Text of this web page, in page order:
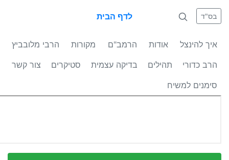
לדף הבית בס"ד
איך להינצל אודות הרמב"ם מקורות
הרבי מלובביץ
הרב כדורי
תהילים בדיקה עצמית סטיקרים
צור קשר
סימנים למשיח